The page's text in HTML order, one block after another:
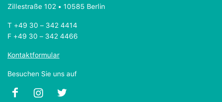
Zillestraße 102 • 10585 Berlin
T +49 30 – 342 4414
F +49 30 – 342 4466
Kontaktformular
Besuchen Sie uns auf